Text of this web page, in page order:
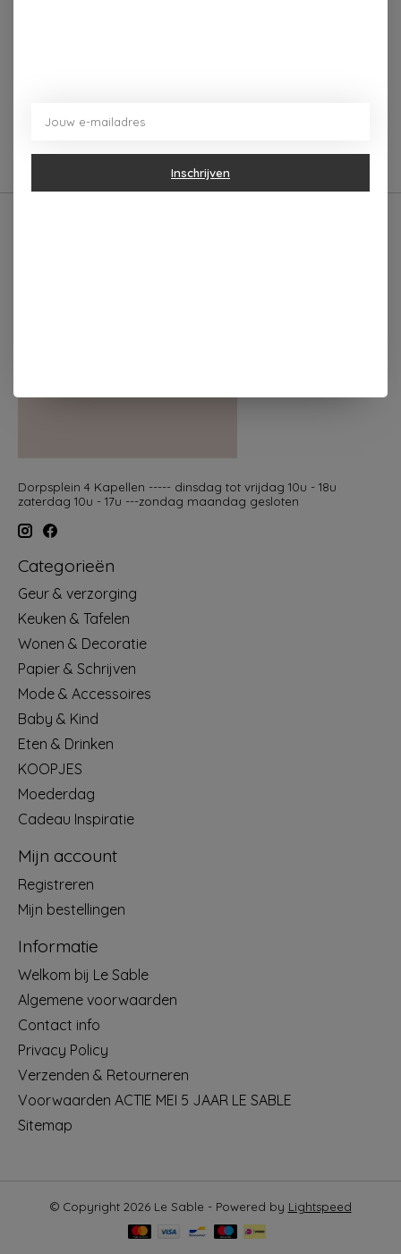
voor het dialect.
Dorpsplein 4 Kapellen ----- dinsdag tot vrijdag 10u - 18u
zaterdag 10u - 17u ---zondag maandag gesloten
Categorieën
Geur & verzorging
Keuken & Tafelen
Wonen & Decoratie
Papier & Schrijven
Mode & Accessoires
Baby & Kind
Eten & Drinken
KOOPJES
Moederdag
Cadeau Inspiratie
Mijn account
Registreren
Mijn bestellingen
Informatie
Welkom bij Le Sable
Algemene voorwaarden
Contact info
Privacy Policy
Verzenden & Retourneren
Voorwaarden ACTIE MEI 5 JAAR LE SABLE
Sitemap
© Copyright 2026 Le Sable - Powered by Lightspeed
Inschrijven